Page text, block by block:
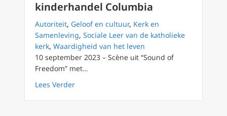
kinderhandel Columbia
Autoriteit, Geloof en cultuur, Kerk en
Samenleving, Sociale Leer van de katholieke
kerk, Waardigheid van het leven
10 september 2023 – Scène uit “Sound of
Freedom” met…
Lees Verderabout Colombiaanse bisschop dankbaar